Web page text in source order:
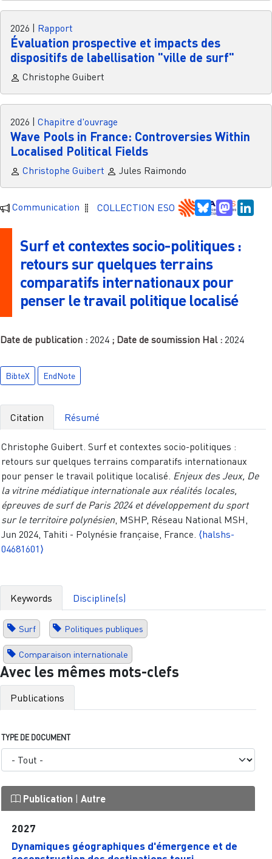
2026 Rapport
Évaluation prospective et impacts des
dispositifs de labellisation "ville de surf"
Christophe Guibert
2026 Chapitre d'ouvrage
Wave Pools in France: Controversies Within
Localised Political Fields
Christophe Guibert Jules Raimondo
Communication COLLECTION ESO Bluesky
Surf et contextes socio-politiques :
retours sur quelques terrains
comparatifs internationaux pour
penser le travail politique localisé
Date de publication : 2024 ; Date de soumission Hal : 2024
BibteX EndNote
Citation Résumé
Christophe Guibert. Surf et contextes socio-politiques :
retours sur quelques terrains comparatifs internationaux
pour penser le travail politique localisé. Enjeux des Jeux, De
la vitrine médiatique internationale aux réalités locales,
épreuves de surf de Paris 2024 et développement du sport
sur le territoire polynésien, MSHP, Réseau National MSH,
Jun 2024, Tahiti - Polynésie française, France. ⟨halshs-
04681601⟩
Keywords Discipline(s)
Surf Politiques publiques
Comparaison internationale
Avec les mêmes mots-clefs
Publications
TYPE DE DOCUMENT
Publication | Autre
2027
Dynamiques géographiques d'émergence et de